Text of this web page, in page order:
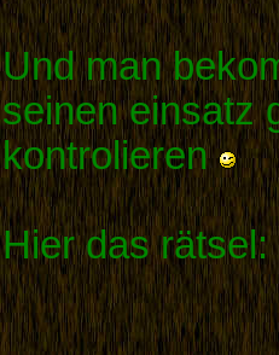
Und man
seinen einsatz
kontrolieren
Hier das rätsel: